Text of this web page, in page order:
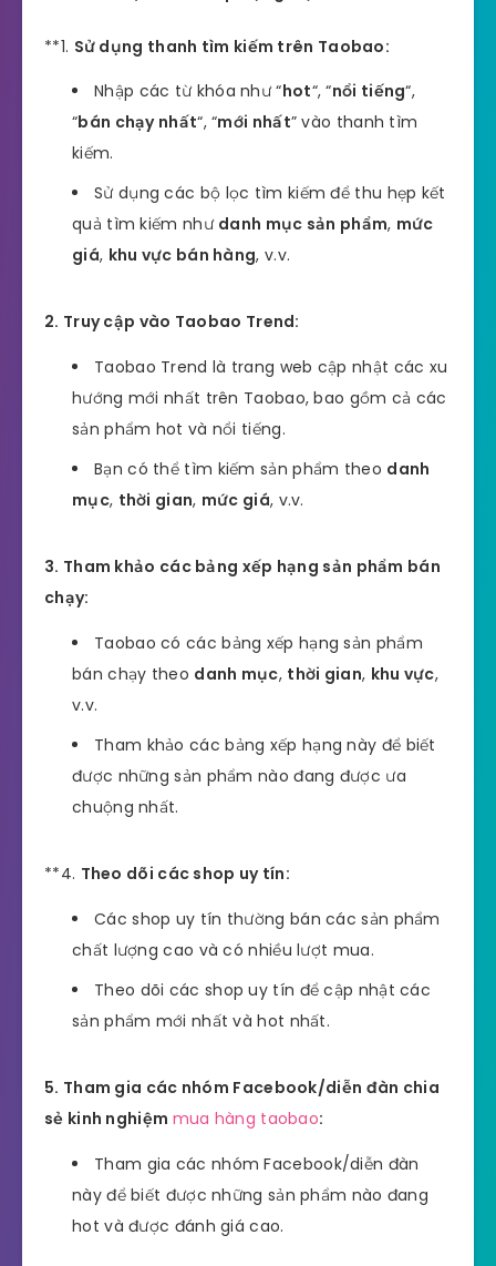
**1. Sử dụng thanh tìm kiếm trên Taobao:
Nhập các từ khóa như “hot“, “nổi tiếng“,
“bán chạy nhất“, “mới nhất” vào thanh tìm
kiếm.
Sử dụng các bộ lọc tìm kiếm để thu hẹp kết
quả tìm kiếm như danh mục sản phẩm, mức
giá, khu vực bán hàng, v.v.
2. Truy cập vào Taobao Trend:
Taobao Trend là trang web cập nhật các xu
hướng mới nhất trên Taobao, bao gồm cả các
sản phẩm hot và nổi tiếng.
Bạn có thể tìm kiếm sản phẩm theo danh
mục, thời gian, mức giá, v.v.
3. Tham khảo các bảng xếp hạng sản phẩm bán
chạy:
Taobao có các bảng xếp hạng sản phẩm
bán chạy theo danh mục, thời gian, khu vực,
v.v.
Tham khảo các bảng xếp hạng này để biết
được những sản phẩm nào đang được ưa
chuộng nhất.
**4. Theo dõi các shop uy tín:
Các shop uy tín thường bán các sản phẩm
chất lượng cao và có nhiều lượt mua.
Theo dõi các shop uy tín để cập nhật các
sản phẩm mới nhất và hot nhất.
5. Tham gia các nhóm Facebook/diễn đàn chia
sẻ kinh nghiệm mua hàng taobao:
Tham gia các nhóm Facebook/diễn đàn
này để biết được những sản phẩm nào đang
hot và được đánh giá cao.